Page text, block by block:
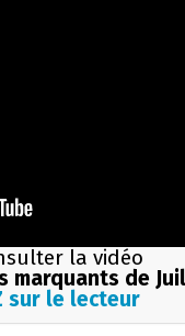
la vidéo
marquants de
sur le lecteur